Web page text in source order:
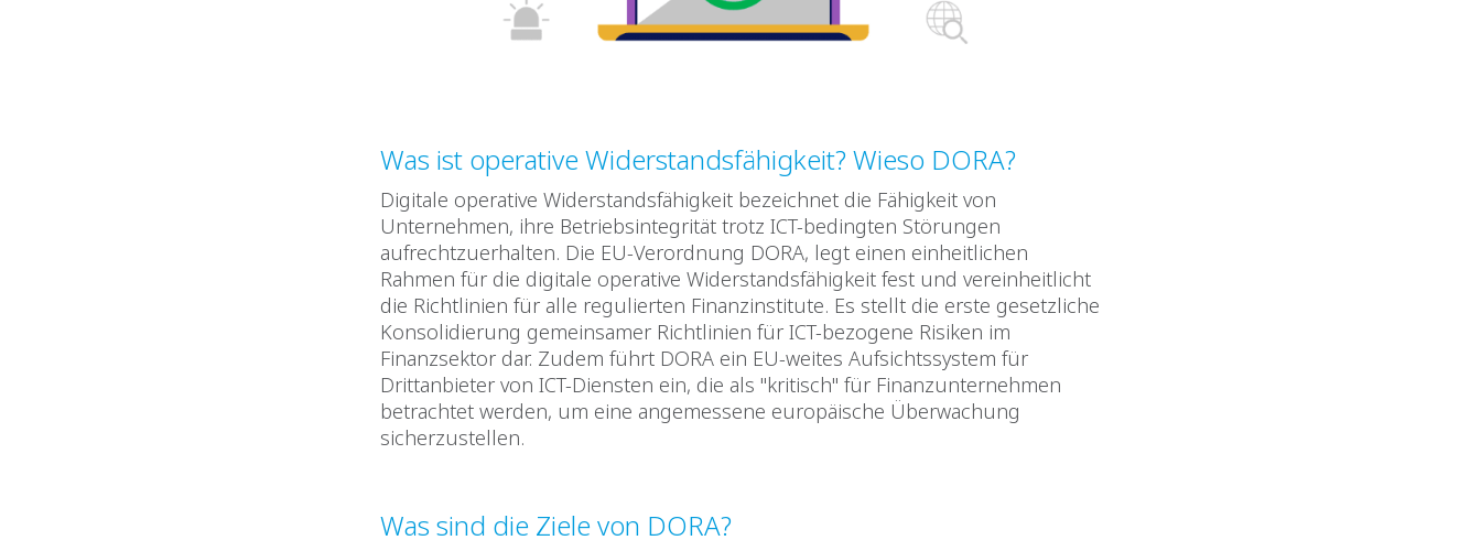
Was ist operative Widerstandsfähigkeit? Wieso DORA?
Digitale operative Widerstandsfähigkeit bezeichnet die Fähigkeit von
Unternehmen, ihre Betriebsintegrität trotz ICT-bedingten Störungen
aufrechtzuerhalten. Die EU-Verordnung DORA, legt einen einheitlichen
Rahmen für die digitale operative Widerstandsfähigkeit fest und vereinheitlicht
die Richtlinien für alle regulierten Finanzinstitute. Es stellt die erste gesetzliche
Konsolidierung gemeinsamer Richtlinien für ICT-bezogene Risiken im
Finanzsektor dar. Zudem führt DORA ein EU-weites Aufsichtssystem für
Drittanbieter von ICT-Diensten ein, die als "kritisch" für Finanzunternehmen
betrachtet werden, um eine angemessene europäische Überwachung
sicherzustellen.
Was sind die Ziele von DORA?